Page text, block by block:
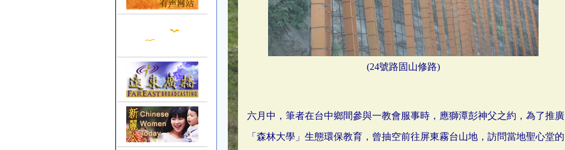
(24號路固山修路)
六月中，筆者在台中鄉間參與一教會服事時，應獅潭彭神父之約，為了推廣
「森林大學」生態環保教育，曾抽空前往屏東霧台山地，訪問當地聖心堂的